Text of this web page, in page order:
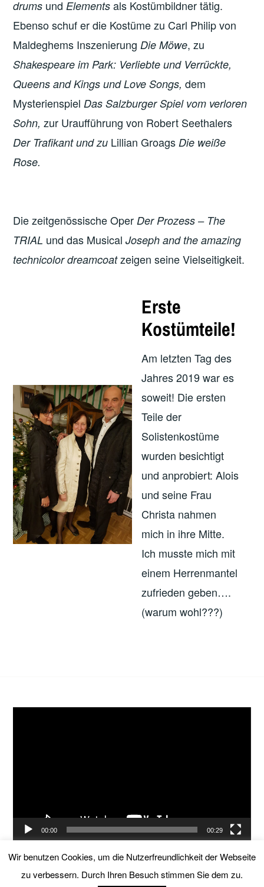
drums und Elements als Kostümbildner tätig.
Ebenso schuf er die Kostüme zu Carl Philip von
Maldeghems InszenierungDie Möwe, zu
Shakespeare im Park: Verliebte und Verrückte,
Queens and Kings und Love Songs,dem
Mysterienspiel Das Salzburger Spiel vom verloren
Sohn,zur Uraufführung von Robert Seethalers
Der Trafikant und zu Lillian Groags Die weiße
Rose.
Die zeitgenössische Oper Der Prozess – The
TRIAL und das MusicalJoseph and the amazing
technicolor dreamcoatzeigen seine Vielseitigkeit.
Erste
Kostümteile!
Am letzten Tag des
Jahres 2019 war es
soweit! Die ersten
Teile der
Solistenkostüme
wurden besichtigt
und anprobiert: Alois
und seine Frau
Christa nahmen
mich in ihre Mitte.
Ich musste mich mit
einem Herrenmantel
zufrieden geben….
(warum wohl???)
00:00 00:29
Wir benutzen Cookies, um die Nutzerfreundlichkeit der Webseite
zu verbessern. Durch Ihren Besuch stimmen Sie dem zu.